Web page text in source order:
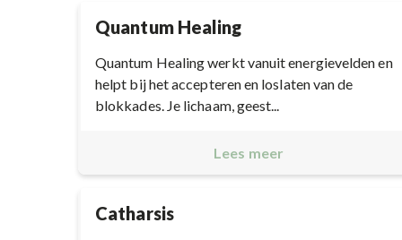
Quantum Healing
Quantum Healing werkt vanuit energievelden en
helpt bij het accepteren en loslaten van de
blokkades. Je lichaam, geest...
Lees meer
Catharsis